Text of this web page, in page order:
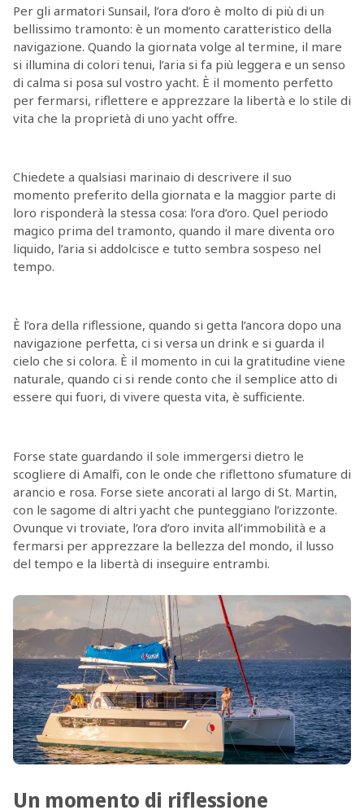
Per gli armatori Sunsail, l’ora d’oro è molto di più di un
bellissimo tramonto: è un momento caratteristico della
navigazione. Quando la giornata volge al termine, il mare
si illumina di colori tenui, l’aria si fa più leggera e un senso
di calma si posa sul vostro yacht. È il momento perfetto
per fermarsi, riflettere e apprezzare la libertà e lo stile di
vita che la proprietà di uno yacht offre.
Chiedete a qualsiasi marinaio di descrivere il suo
momento preferito della giornata e la maggior parte di
loro risponderà la stessa cosa: l’ora d’oro. Quel periodo
magico prima del tramonto, quando il mare diventa oro
liquido, l’aria si addolcisce e tutto sembra sospeso nel
tempo.
È l’ora della riflessione, quando si getta l’ancora dopo una
navigazione perfetta, ci si versa un drink e si guarda il
cielo che si colora. È il momento in cui la gratitudine viene
naturale, quando ci si rende conto che il semplice atto di
essere qui fuori, di vivere questa vita, è sufficiente.
Forse state guardando il sole immergersi dietro le
scogliere di Amalfi, con le onde che riflettono sfumature di
arancio e rosa. Forse siete ancorati al largo di St. Martin,
con le sagome di altri yacht che punteggiano l’orizzonte.
Ovunque vi troviate, l’ora d’oro invita all’immobilità e a
fermarsi per apprezzare la bellezza del mondo, il lusso
del tempo e la libertà di inseguire entrambi.
Un momento di riflessione